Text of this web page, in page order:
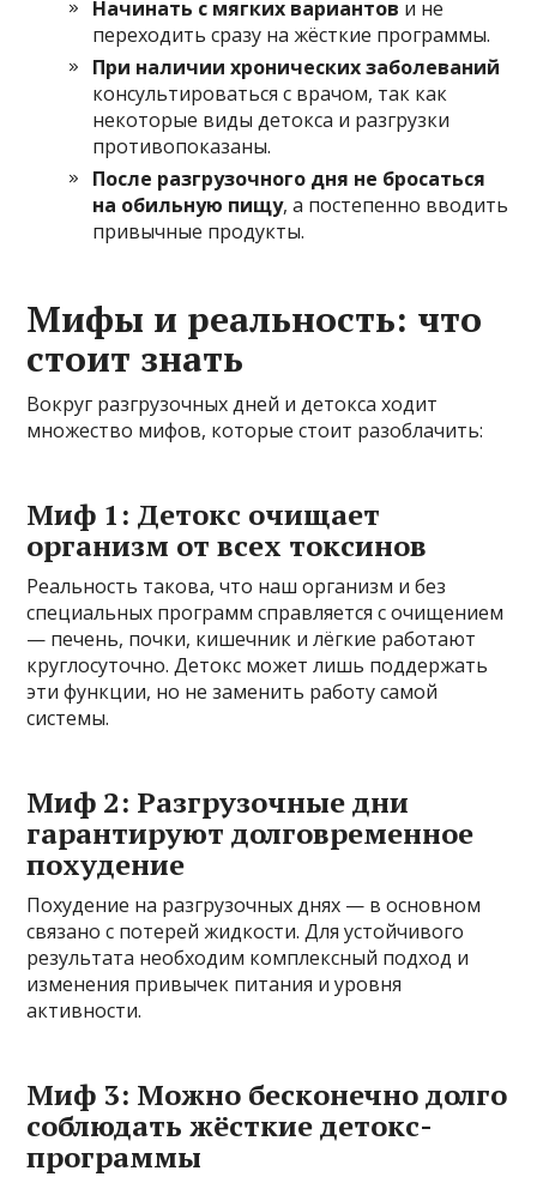
Начинать с мягких вариантов и не
переходить сразу на жёсткие программы.
При наличии хронических заболеваний
консультироваться с врачом, так как
некоторые виды детокса и разгрузки
противопоказаны.
После разгрузочного дня не бросаться
на обильную пищу, а постепенно вводить
привычные продукты.
Мифы и реальность: что
стоит знать
Вокруг разгрузочных дней и детокса ходит
множество мифов, которые стоит разоблачить:
Миф 1: Детокс очищает
организм от всех токсинов
Реальность такова, что наш организм и без
специальных программ справляется с очищением
— печень, почки, кишечник и лёгкие работают
круглосуточно. Детокс может лишь поддержать
эти функции, но не заменить работу самой
системы.
Миф 2: Разгрузочные дни
гарантируют долговременное
похудение
Похудение на разгрузочных днях — в основном
связано с потерей жидкости. Для устойчивого
результата необходим комплексный подход и
изменения привычек питания и уровня
активности.
Миф 3: Можно бесконечно долго
соблюдать жёсткие детокс-
программы